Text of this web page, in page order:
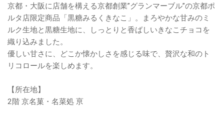
京都・大阪に店舗を構える京都創業”グランマーブル”の京都ポ
ルタ店限定商品「黒糖みるくきなこ」。まろやかな甘みのミ
ルク生地と黒糖生地に、しっとりと香ばしいきなこチョコを
織り込みました。
優しい甘さに、どこか懐かしさを感じる味で、贅沢な和のト
リコロールを楽しめます。
【所在地】
2階 京名菓・名菜処 亰